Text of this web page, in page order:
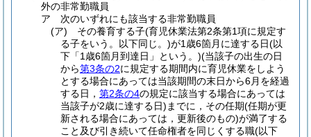
外の非常勤職員
ア
次のいずれにも該当する非常勤職員
(ア)
その養育する子(育児休業法第2条第1項に規定す
る子をいう。以下同じ。)が1歳6箇月に達する日(以
下「1歳6箇月到達日」という。)(当該子の出生の日
から第3条の2に規定する期間内に育児休業をしよう
とする場合にあっては当該期間の末日から6月を経過
する日，第2条の4の規定に該当する場合にあっては
当該子が2歳に達する日) までに，その任期(任期が更
新される場合にあっては，更新後のもの)が満了する
こと及び引き続いて任命権者を同じくする職(以下